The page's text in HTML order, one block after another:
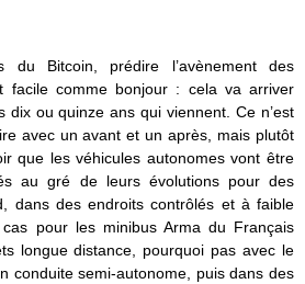
du Bitcoin, prédire l’avènement des
facile comme bonjour : cela va arriver
dix ou quinze ans qui viennent. Ce n’est
avec un avant et un après, mais plutôt
que les véhicules autonomes vont être
au gré de leurs évolutions pour des
dans des endroits contrôlés et à faible
pour les minibus Arma du Français
longue distance, pourquoi pas avec le
conduite semi-autonome, puis dans des